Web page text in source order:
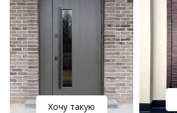
Хочу такую